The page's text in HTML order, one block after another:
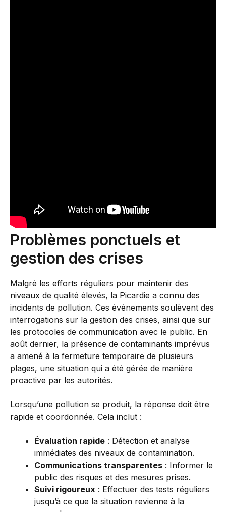
Problèmes ponctuels et
gestion des crises
Malgré les efforts réguliers pour maintenir des
niveaux de qualité élevés, la Picardie a connu des
incidents de pollution. Ces événements soulèvent des
interrogations sur la gestion des crises, ainsi que sur
les protocoles de communication avec le public. En
août dernier, la présence de contaminants imprévus
a amené à la fermeture temporaire de plusieurs
plages, une situation qui a été gérée de manière
proactive par les autorités.
Lorsqu’une pollution se produit, la réponse doit être
rapide et coordonnée. Cela inclut :
Évaluation rapide : Détection et analyse
immédiates des niveaux de contamination.
Communications transparentes : Informer le
public des risques et des mesures prises.
Suivi rigoureux : Effectuer des tests réguliers
jusqu’à ce que la situation revienne à la